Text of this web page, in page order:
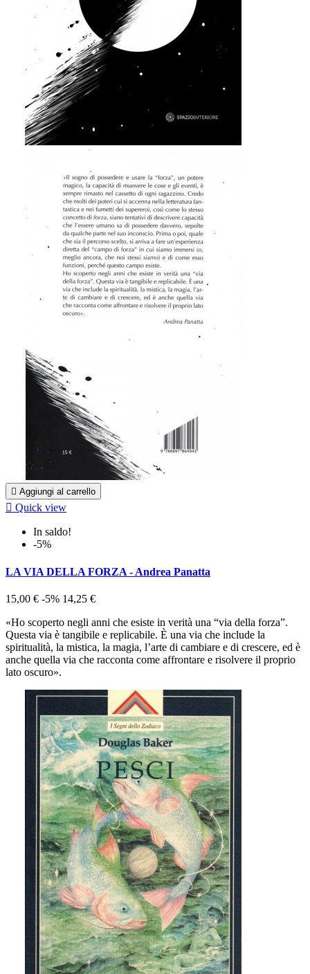
 Aggiungi al carrello
 Quick view
In saldo!
-5%
LA VIA DELLA FORZA - Andrea Panatta
15,00 € -5% 14,25 €
«Ho scoperto negli anni che esiste in verità una “via della forza”.
Questa via è tangibile e replicabile. È una via che include la
spiritualità, la mistica, la magia, l’arte di cambiare e di crescere, ed è
anche quella via che racconta come affrontare e risolvere il proprio
lato oscuro».